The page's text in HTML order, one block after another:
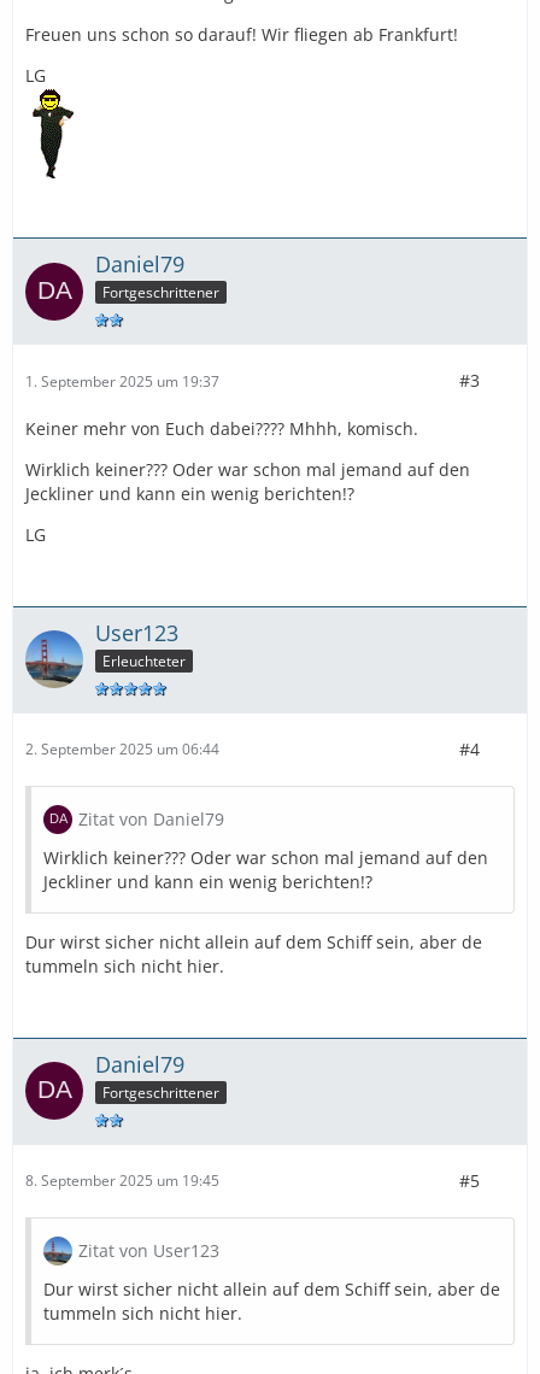
Freuen uns schon so darauf! Wir fliegen ab Frankfurt!
LG
Daniel79
Fortgeschrittener
1. September 2025 um 19:37 #3
Keiner mehr von Euch dabei???? Mhhh, komisch.
Wirklich keiner??? Oder war schon mal jemand auf den
Jeckliner und kann ein wenig berichten!?
LG
User123
Erleuchteter
2. September 2025 um 06:44 #4
Zitat von Daniel79
Wirklich keiner??? Oder war schon mal jemand auf den
Jeckliner und kann ein wenig berichten!?
Dur wirst sicher nicht allein auf dem Schiff sein, aber de
tummeln sich nicht hier.
Daniel79
Fortgeschrittener
8. September 2025 um 19:45 #5
Zitat von User123
Dur wirst sicher nicht allein auf dem Schiff sein, aber de
tummeln sich nicht hier.